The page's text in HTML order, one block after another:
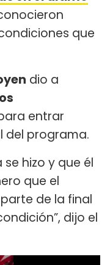
que
dio a
entrar
del programa.
hizo y que él
que el
de la final
dijo el